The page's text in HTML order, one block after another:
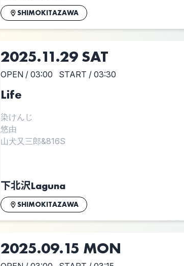
SHIMOKITAZAWA
2025.11.29 SAT
OPEN / 03:00 START / 03:30
Life
染けんじ
悠由
山犬又三郎&816S
下北沢Laguna
SHIMOKITAZAWA
2025.09.15 MON